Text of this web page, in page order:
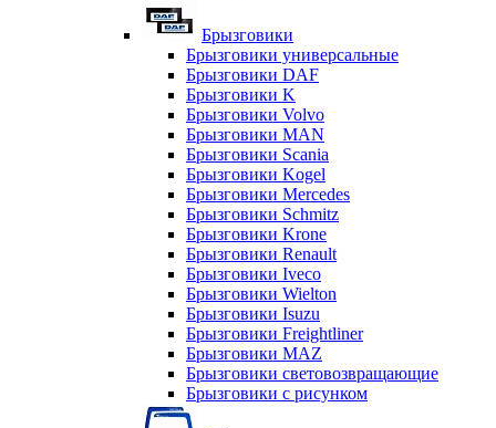
Брызговики
Брызговики универсальные
Брызговики DAF
Брызговики K
Брызговики Volvo
Брызговики MAN
Брызговики Scania
Брызговики Kogel
Брызговики Mercedes
Брызговики Schmitz
Брызговики Krone
Брызговики Renault
Брызговики Iveco
Брызговики Wielton
Брызговики Isuzu
Брызговики Freightliner
Брызговики MAZ
Брызговики световозвращающие
Брызговики с рисунком